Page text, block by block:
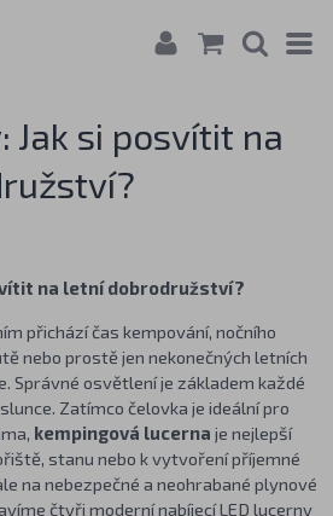
Jak si posvítit na
na letní dobrodružství?
přichází čas kempování, nočního
nebo prostě jen nekonečných letních
Správné osvětlení je základem každé
Zatímco čelovka je ideální pro
kempingová lucerna je nejlepší
stanu nebo k vytvoření příjemné
na nebezpečné a neohrabané plynové
čtyři moderní nabíjecí LED lucerny